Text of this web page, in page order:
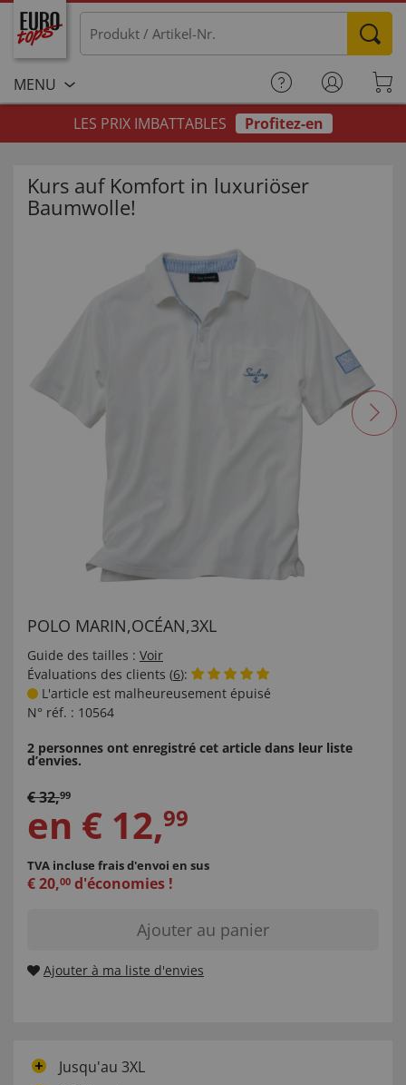
MENU
LES PRIX IMBATTABLES
Profitez-en
Kurs auf Komfort in luxuriöser
Baumwolle!
POLO MARIN,OCÉAN,3XL
Guide des tailles : Voir
Évaluations des clients (6):
L'article est malheureusement épuisé
N° réf. : 10564
2 personnes ont enregistré cet article dans leur liste
d’envies.
€32,99
en € 12,99
TVA incluse frais d'envoi en sus
€20,00 d'économies !
Ajouter au panier
Ajouter à ma liste d'envies
Jusqu'au 3XL